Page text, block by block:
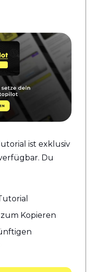
ist exklusiv
Du
Kopieren